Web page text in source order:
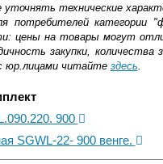
технические
категории
цены на товары могут
закупки, количества
юр.лицами читайте здесь
900
SGWL-22- 900 венге.